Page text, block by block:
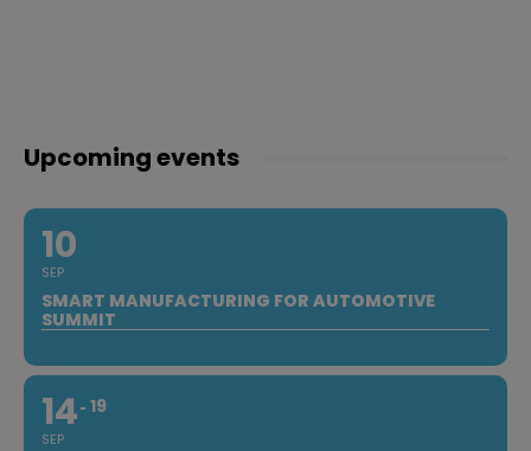
Upcoming events
10
SEP
SMART MANUFACTURING FOR AUTOMOTIVE
SUMMIT
14
SEP
19